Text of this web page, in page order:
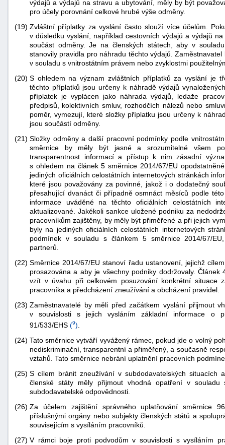
výdajů a výdajů na stravu a ubytování, měly by být
pro účely porovnání celkové hrubé výše odměny.
(19) Zvláštní příplatky za vyslání často slouží více účelům.
v důsledku vyslání, například cestovních výdajů a výdajů
součást odměny. Je na členských státech, aby v
stanovily pravidla pro náhradu těchto výdajů.
v souladu s vnitrostátním právem nebo zvyklostmi
(20) S ohledem na význam zvláštních příplatků za vyslání je
těchto příplatků jsou určeny k náhradě výdajů
příplatek je vyplácen jako náhrada výdajů, ledaže
předpisů, kolektivních smluv, rozhodčích nálezů nebo
poměr, vymezují, které složky příplatku jsou určeny k
jsou součástí odměny.
(21) Složky odměny a další pracovní podmínky podle
směrnice by měly být jasné a srozumitelné všem
transparentnost informací a přístup k nim zásadní
s ohledem na článek 5 směrnice 2014/67/EU
jediných oficiálních celostátních internetových stránkách
které jsou považovány za povinné, jakož i o dodatečný
přesahující dvanáct či případně osmnáct měsíců podle
informace uváděné na těchto oficiálních celostátních
aktualizované. Jakékoli sankce uložené podniku za
pracovníkům zajištěny, by měly být přiměřené a při jejich
byly na jediných oficiálních celostátních internetových
podmínek v souladu s článkem 5 směrnice 2014/67/
partnerů.
(22) Směrnice 2014/67/EU stanoví řadu ustanovení, jejichž
prosazována a aby je všechny podniky dodržovaly.
vzít v úvahu při celkovém posuzování konkrétní situace
pracovníka a předcházení zneužívání a obcházení pravidel.
(23) Zaměstnavatelé by měli před začátkem vyslání přijmout
v souvislosti s jejich vysláním základní informace o
91/533/EHS (9)
(24) Tato směrnice vytváří vyvážený rámec, pokud jde o volný
nediskriminační, transparentní a přiměřený, a současně
vztahů. Tato směrnice nebrání uplatnění pracovních
(25) S cílem bránit zneužívání v subdodavatelských situacích
členské státy měly přijmout vhodná opatření v
subdodavatelské odpovědnosti.
(26) Za účelem zajištění správného uplatňování směrnice
příslušnými orgány nebo subjekty členských států a
souvisejícím s vysíláním pracovníků.
(27) V rámci boje proti podvodům v souvislosti s vysíláním